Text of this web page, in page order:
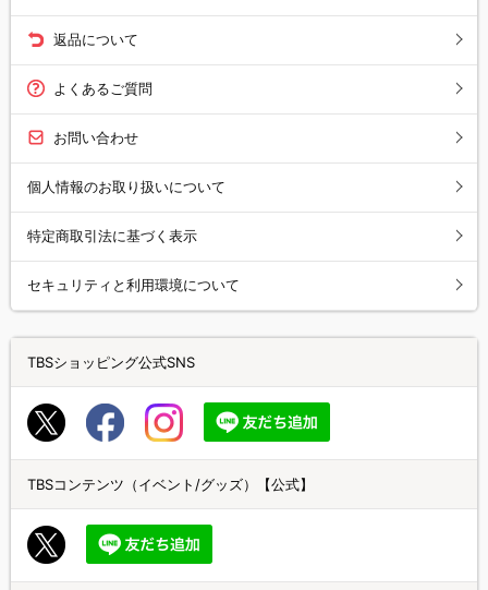
返品について
よくあるご質問
お問い合わせ
個人情報のお取り扱いについて
特定商取引法に基づく表示
セキュリティと利用環境について
TBSショッピング公式SNS
TBSコンテンツ（イベント/グッズ）【公式】